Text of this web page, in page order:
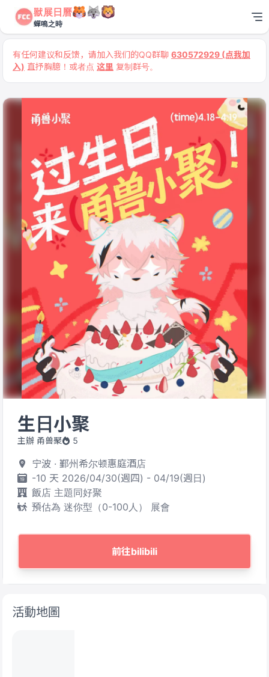
獸展日曆
蟬鳴之時
有任何建议和反馈，请加入我们的QQ群聊 630572929 (点我加
入) 直抒胸臆！或者点 这里 复制群号。
生日小聚
主辦 甬兽聚 5
宁波 · 鄞州希尔顿惠庭酒店
-10 天 2026/04/30(週四) - 04/19(週日)
飯店 主題同好聚
預估為 迷你型（0-100人） 展會
前往bilibili
活動地圖